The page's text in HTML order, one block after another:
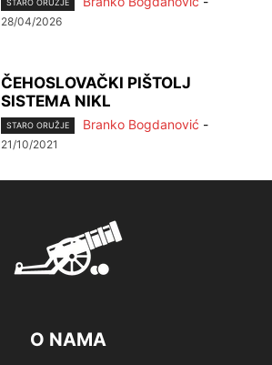
STARO ORUŽJE
28/04/2026
ČEHOSLOVAČKI PIŠTOLJ
SISTEMA NIKL
STARO ORUŽJE Branko Bogdanović -
21/10/2021
O NAMA